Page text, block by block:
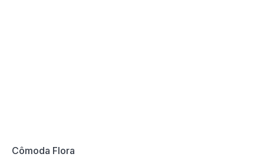
Cômoda Flora